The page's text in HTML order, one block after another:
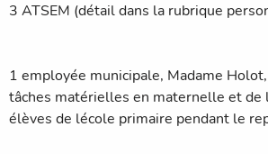
3 ATSEM (détail dans la rubrique
1 employée municipale, Madame
tâches matérielles en maternelle et de
élèves de lécole primaire pendant le